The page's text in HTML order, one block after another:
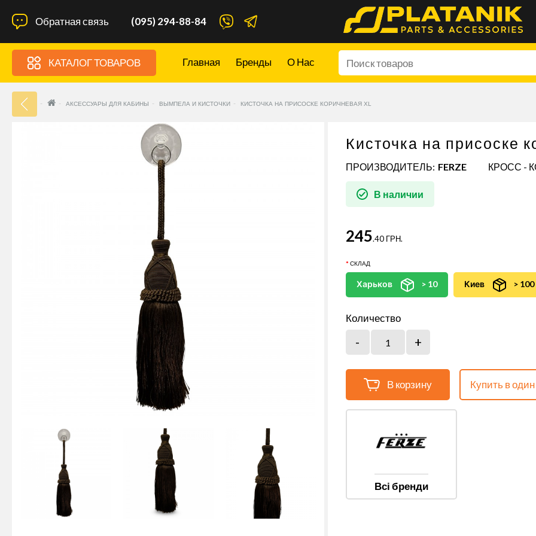
Обратная связь (095) 294-88-84
КАТАЛОГ ТОВАРОВ Главная Бренды О Нас
АКСЕССУАРЫ ДЛЯ КАБИНЫ ВЫМПЕЛА И КИСТОЧКИ КИСТОЧКА НА ПРИСОСКЕ КОРИЧНЕВАЯ XL
Кисточка на присоске
ПРОИЗВОДИТЕЛЬ: FERZE КРОСС -
В наличии
245.40 ГРН.
СКЛАД
Харьков > 10 Киев > 100
Количество
В корзину Купить в один
Всі бренди